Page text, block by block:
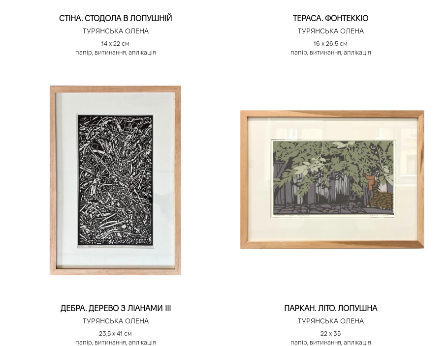
СТІНА. СТОДОЛА В ЛОПУШНІЙ
ТУРЯНСЬКА ОЛЕНА
14 х 22 см
папір, витинання, аплікація
ТЕРАСА. ФОНТЕККІО
ТУРЯНСЬКА ОЛЕНА
16 х 26.5 см
папір, витинання, аплікація
ДЕБРА. ДЕРЕВО З ЛІАНАМИ ІІІ
ТУРЯНСЬКА ОЛЕНА
23,5 х 41 см
папір, витинання, аплікація
ПАРКАН. ЛІТО. ЛОПУШНА
ТУРЯНСЬКА ОЛЕНА
22 х 35
папір, витинання, аплікація